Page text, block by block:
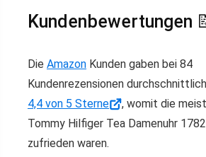
Kundenbewertungen
Die Amazon Kunden gaben bei 84
Kundenrezensionen durchschnittlich
4,4 von 5 Sterne
, womit die
Tommy Hilfiger Tea Damenuhr
zufrieden waren.